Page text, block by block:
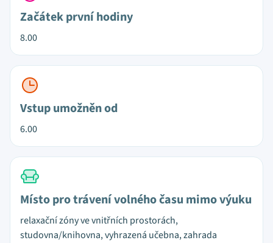
Začátek první hodiny
8.00
Vstup umožněn od
6.00
Místo pro trávení volného času mimo výuku
relaxační zóny ve vnitřních prostorách,
studovna/knihovna, vyhrazená učebna, zahrada